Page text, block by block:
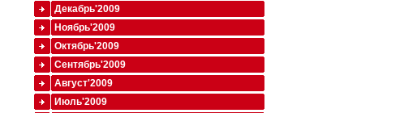
Декабрь'2009
Ноябрь'2009
Октябрь'2009
Сентябрь'2009
Август'2009
Июль'2009